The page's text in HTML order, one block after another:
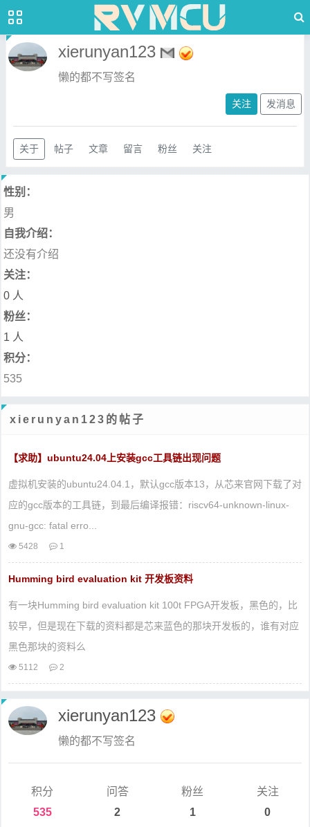
xierunyan123
懒的都不写签名
关注 发消息
关于 帖子 文章 留言 粉丝 关注
性别：
男
自我介绍：
还没有介绍
关注：
0 人
粉丝：
1 人
积分：
535
xierunyan123的帖子
【求助】ubuntu24.04上安装gcc工具链出现问题
虚拟机安装的ubuntu24.04.1，默认gcc版本13，从芯来官网下载了对
应的gcc版本的工具链，到最后编译报错：riscv64-unknown-linux-
gnu-gcc: fatal erro...
5428 1
Humming bird evaluation kit 开发板资料
有一块Humming bird evaluation kit 100t FPGA开发板，黑色的，比
较早，但是现在下载的资料都是芯来蓝色的那块开发板的，谁有对应
黑色那块的资料么
5112 2
xierunyan123
懒的都不写签名
积分
535
问答
2
粉丝
1
关注
0